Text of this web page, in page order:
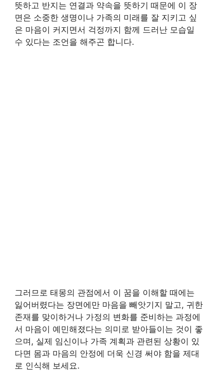
뜻하고 반지는 연결과 약속을 뜻하기 때문에 이 장
면은 소중한 생명이나 가족의 미래를 잘 지키고 싶
은 마음이 커지면서 걱정까지 함께 드러난 모습일
수 있다는 조언을 해주곤 합니다.
그러므로 태몽의 관점에서 이 꿈을 이해할 때에는
잃어버렸다는 장면에만 마음을 빼앗기지 말고, 귀한
존재를 맞이하거나 가정의 변화를 준비하는 과정에
서 마음이 예민해졌다는 의미로 받아들이는 것이 좋
으며, 실제 임신이나 가족 계획과 관련된 상황이 있
다면 몸과 마음의 안정에 더욱 신경 써야 함을 제대
로 인식해 보세요.